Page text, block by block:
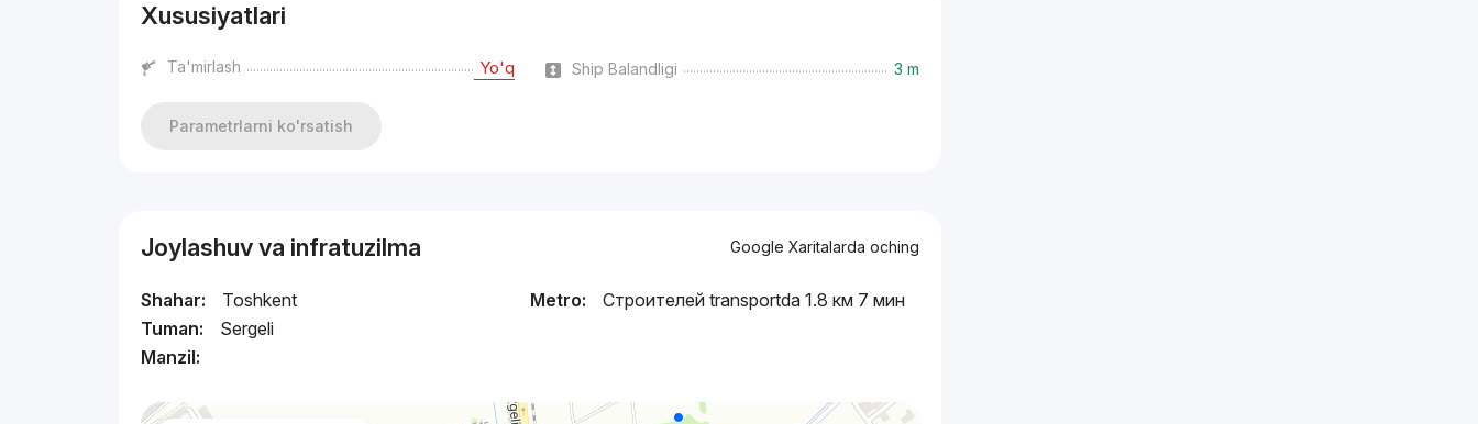
Xususiyatlari
Ta'mirlash Yo'q Ship Balandligi 3 m
Parametrlarni ko'rsatish
Joylashuv va infratuzilma Google Xaritalarda oching
Shahar:
Toshkent
Tuman:
Sergeli
Manzil:
Metro: Строителей transportda 1.8 км 7 мин